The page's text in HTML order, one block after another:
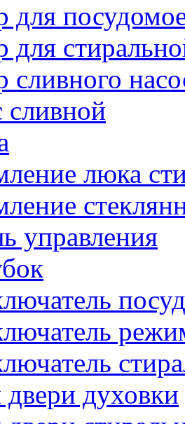
для
для
сливного
сливной
люка
управления
двери духовки